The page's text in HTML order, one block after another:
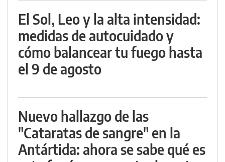
El Sol, Leo y la alta intensidad:
medidas de autocuidado y
cómo balancear tu fuego hasta
el 9 de agosto
Nuevo hallazgo de las
"Cataratas de sangre" en la
Antártida: ahora se sabe qué es